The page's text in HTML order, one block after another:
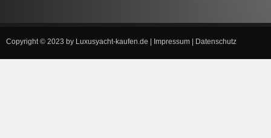
Copyright © 2023 by Luxusyacht-kaufen.de Impressum Datenschutz